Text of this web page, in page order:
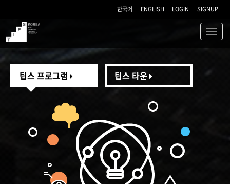
한국어 ENGLISH LOGIN SIGNUP
TIPS
팁스 프로그램 팁스 타운